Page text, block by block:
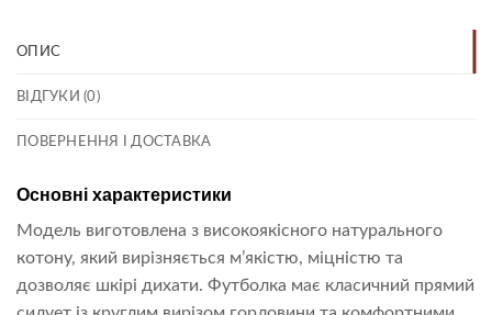
ОПИС
ВІДГУКИ (0)
ПОВЕРНЕННЯ І ДОСТАВКА
Основні характеристики
Модель виготовлена з високоякісного натурального
котону, який вирізняється м’якістю, міцністю та
дозволяє шкірі дихати. Футболка має класичний прямий